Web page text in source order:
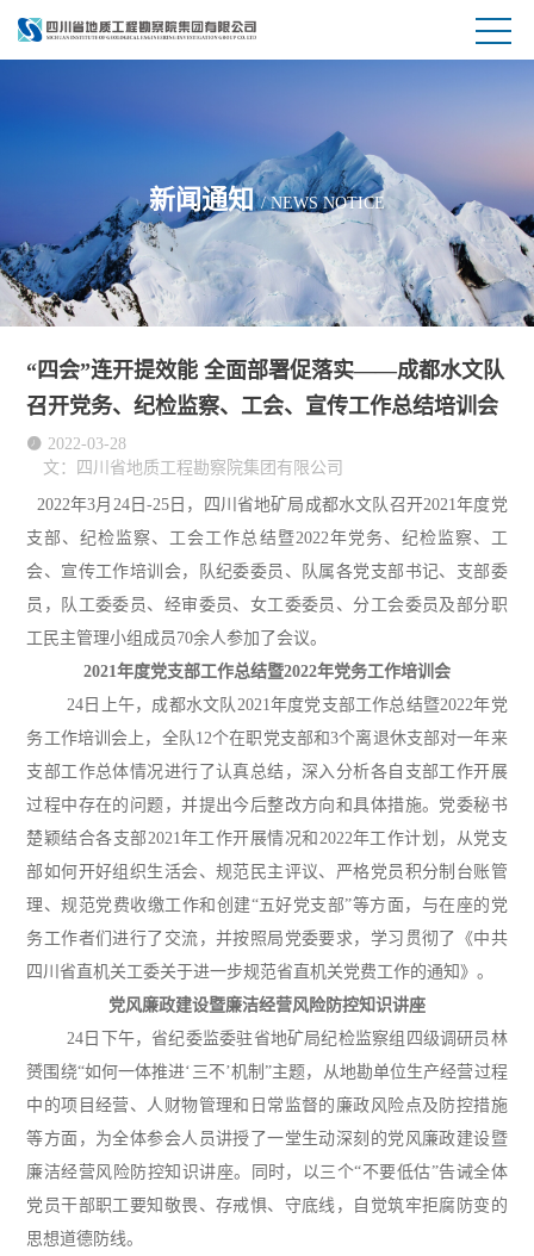
新闻通知/ NEWS NOTICE
“四会”连开提效能 全面部署促落实——成都水文队
召开党务、纪检监察、工会、宣传工作总结培训会
 2022-03-28
文：四川省地质工程勘察院集团有限公司
2022年3月24日-25日，四川省地矿局成都水文队召开2021年度党
支部、纪检监察、工会工作总结暨2022年党务、纪检监察、工
会、宣传工作培训会，队纪委委员、队属各党支部书记、支部委
员，队工委委员、经审委员、女工委委员、分工会委员及部分职
工民主管理小组成员70余人参加了会议。
2021年度党支部工作总结暨2022年党务工作培训会
24日上午，成都水文队2021年度党支部工作总结暨2022年党
务工作培训会上，全队12个在职党支部和3个离退休支部对一年来
支部工作总体情况进行了认真总结，深入分析各自支部工作开展
过程中存在的问题，并提出今后整改方向和具体措施。党委秘书
楚颖结合各支部2021年工作开展情况和2022年工作计划，从党支
部如何开好组织生活会、规范民主评议、严格党员积分制台账管
理、规范党费收缴工作和创建“五好党支部”等方面，与在座的党
务工作者们进行了交流，并按照局党委要求，学习贯彻了《中共
四川省直机关工委关于进一步规范省直机关党费工作的通知》。
党风廉政建设暨廉洁经营风险防控知识讲座
24日下午，省纪委监委驻省地矿局纪检监察组四级调研员林
赟围绕“如何一体推进‘三不’机制”主题，从地勘单位生产经营过程
中的项目经营、人财物管理和日常监督的廉政风险点及防控措施
等方面，为全体参会人员讲授了一堂生动深刻的党风廉政建设暨
廉洁经营风险防控知识讲座。同时，以三个“不要低估”告诫全体
党员干部职工要知敬畏、存戒惧、守底线，自觉筑牢拒腐防变的
思想道德防线。